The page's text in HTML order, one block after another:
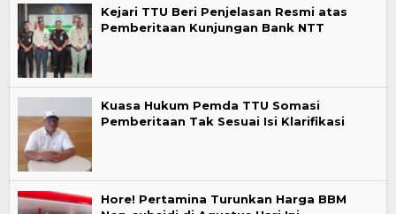
Kejari TTU Beri Penjelasan Resmi atas
Pemberitaan Kunjungan Bank NTT
Kuasa Hukum Pemda TTU Somasi
Pemberitaan Tak Sesuai Isi Klarifikasi
Hore! Pertamina Turunkan Harga BBM